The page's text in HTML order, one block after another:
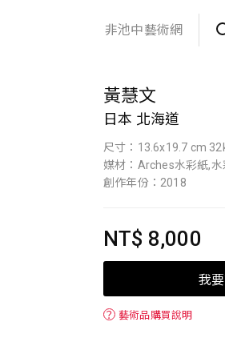
非池中藝術網
黃慧文
日本 北海道
尺寸：13.6x19.7 cm
媒材：Arches水彩紙,水
創作年份：2018
NT$ 8,000
我
？ 藝術品購買說明